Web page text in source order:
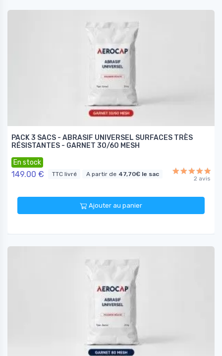
PACK 3 SACS - ABRASIF UNIVERSEL SURFACES TRÈS
RÉSISTANTES - GARNET 30/60 MESH
En stock
149.00 € TTC livré A partir de 47,70€ le sac
2 avis
Ajouter au panier